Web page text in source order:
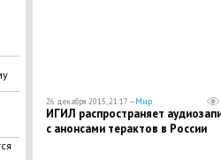
26 декабря 2015, 21:17 —Мир
ИГИЛ распространяет
с анонсами терактов в России